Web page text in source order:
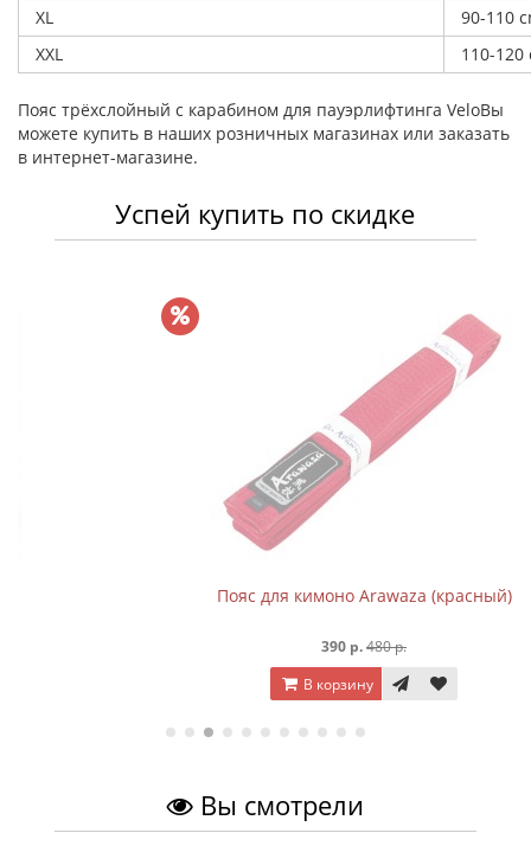
XL
90-110
XXL
110-120
Пояс трёхслойный с карабином для пауэрлифтинга VeloВы
можете купить в наших розничных магазинах или заказать
в интернет-магазине.
Успей купить по скидке
Пояс для кимоно Arawaza (красный)
В корзину
Вы смотрели